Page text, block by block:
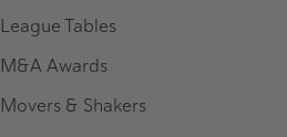
League Tables
M&A Awards
Movers & Shakers